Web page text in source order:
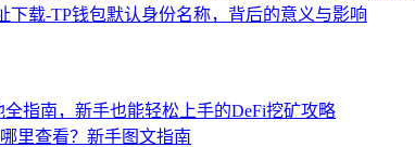
下载-TP钱包默认身份名称，背后的意义与影响
指南，新手也能轻松上手的DeFi挖矿攻略
里查看？新手图文指南